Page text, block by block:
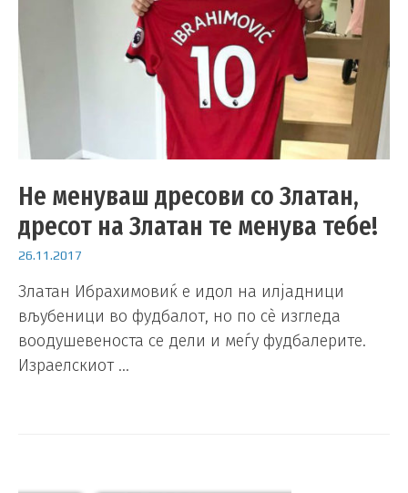
Не менуваш дресови со Златан,
дресот на Златан те менува тебе!
26.11.2017
Златан Ибрахимовиќ е идол на илјадници
вљубеници во фудбалот, но по сè изгледа
воодушевеноста се дели и меѓу фудбалерите.
Израелскиот …